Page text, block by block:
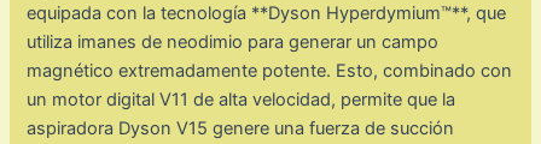
equipada con la tecnología **Dyson Hyperdymium™**, que
utiliza imanes de neodimio para generar un campo
magnético extremadamente potente. Esto, combinado con
un motor digital V11 de alta velocidad, permite que la
aspiradora Dyson V15 genere una fuerza de succión